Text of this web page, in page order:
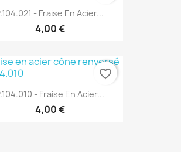
- Fraise En Acier...
4,00 €
- Fraise En Acier...
4,00 €
favorite_border